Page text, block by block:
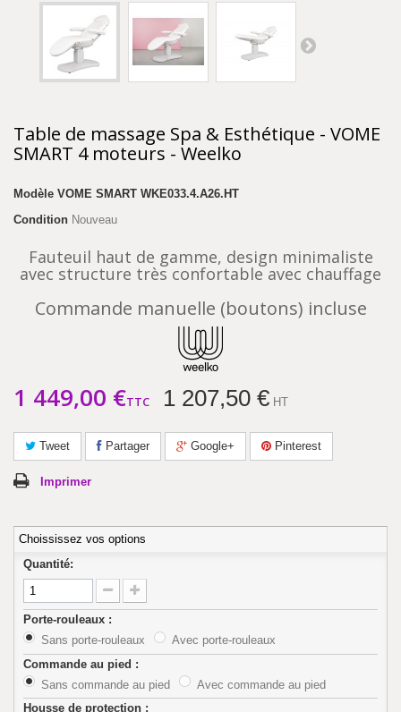
Table de massage Spa & Esthétique - VOME
SMART 4 moteurs - Weelko
Modèle VOME SMART WKE033.4.A26.HT
Condition Nouveau
Fauteuil haut de gamme, design minimaliste
avec structure très confortable avec chauffage
Commande manuelle (boutons) incluse
1 449,00 €TTC 1 207,50 € HT
Tweet Partager Google+ Pinterest
Imprimer
Choississez vos options
Quantité:
Porte-rouleaux :
Sans porte-rouleaux
Avec porte-rouleaux
Commande au pied :
Sans commande au pied
Avec commande au pied
Housse de protection :